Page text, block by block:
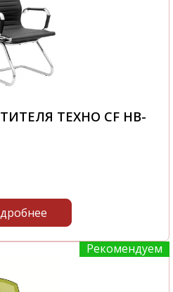
ТЕХНО CF HB-
Рекомендуем